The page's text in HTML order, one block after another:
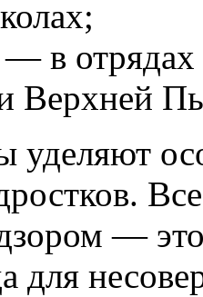
в отрядах
Верхней
уделяют
— это
для